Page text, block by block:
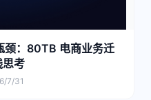
颈：80TB 电商业务迁
考
7/31